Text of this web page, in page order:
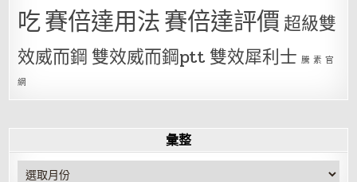
吃賽倍達用法賽倍達評價超級雙
效威而鋼 雙效威而鋼ptt 雙效犀利士 騰 素 官
網
彙整
彙